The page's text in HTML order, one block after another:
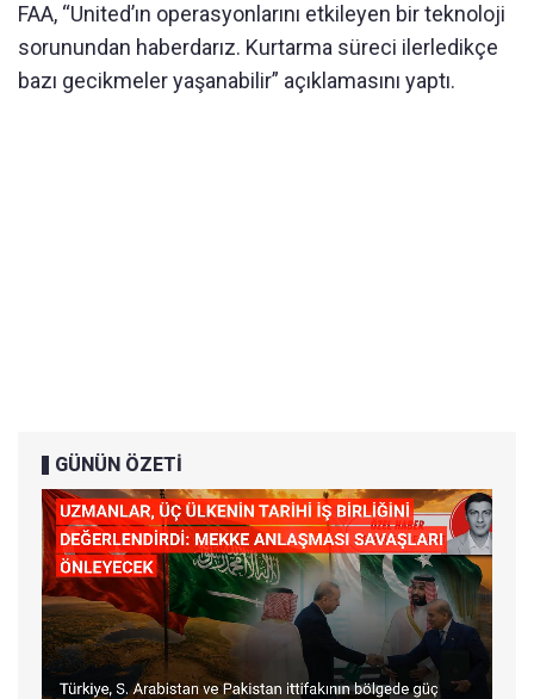
FAA, “United’ın operasyonlarını etkileyen bir teknoloji
sorunundan haberdarız. Kurtarma süreci ilerledikçe
bazı gecikmeler yaşanabilir” açıklamasını yaptı.
GÜNÜN ÖZETİ